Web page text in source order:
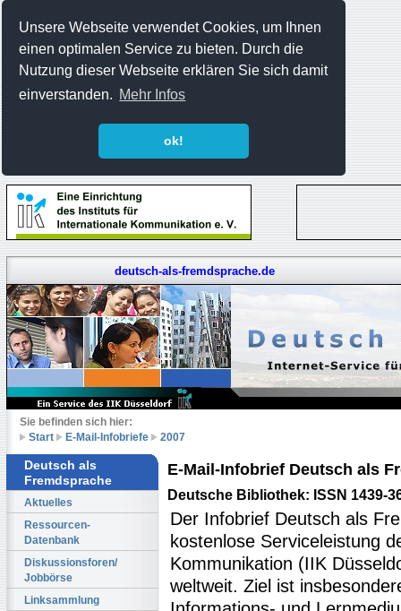
Unsere Webseite verwendet Cookies, um Ihnen
einen optimalen Service zu bieten. Durch die
Nutzung dieser Webseite erklären Sie sich damit
einverstanden. Mehr Infos
ok!
deutsch-als-fremdsprache.de
Sie befinden sich hier:
Start
E-Mail-Infobriefe 2007
Deutsch als
Fremdsprache
Aktuelles
Ressourcen-
Datenbank
Diskussionsforen/
Jobbörse
Linksammlung
E-Mail-Infobrief Deutsch als
Deutsche Bibliothek: ISSN 1439-
Der Infobrief Deutsch als
kostenlose Serviceleistung
Kommunikation (IIK
weltweit. Ziel ist